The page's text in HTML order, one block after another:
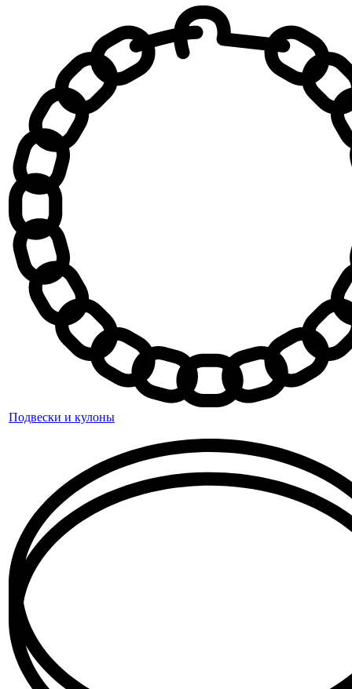
Подвески и кулоны